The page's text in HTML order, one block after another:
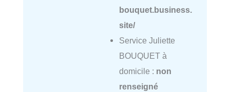
bouquet.business.
site/
Service Juliette
BOUQUET à
domicile : non
renseigné